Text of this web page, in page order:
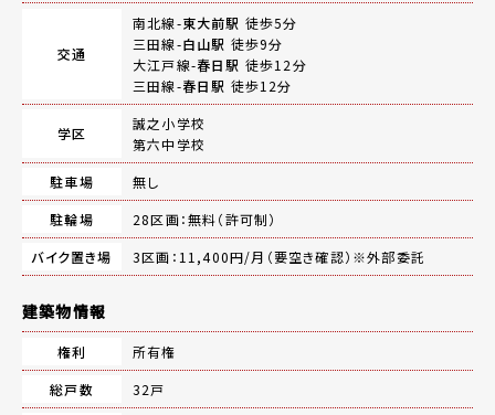
交通
南北線-東大前駅 徒歩5分
三田線-白山駅 徒歩9分
大江戸線-春日駅 徒歩12分
三田線-春日駅 徒歩12分
学区
誠之小学校
第六中学校
駐車場
無し
駐輪場
28区画：無料（許可制）
バイク置き場
3区画：11,400円/月（要空き確認）※外部委託
建築物情報
権利
所有権
総戸数
32戸